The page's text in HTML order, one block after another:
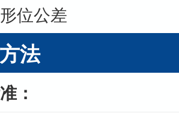
位公差
法
：